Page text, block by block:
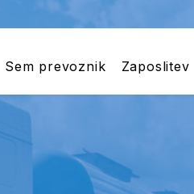
Sem prevoznik Zaposlitev